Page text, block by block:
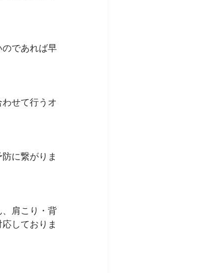
であれば早
せて行うオ
に繋がりま
肩こり・背
しておりま